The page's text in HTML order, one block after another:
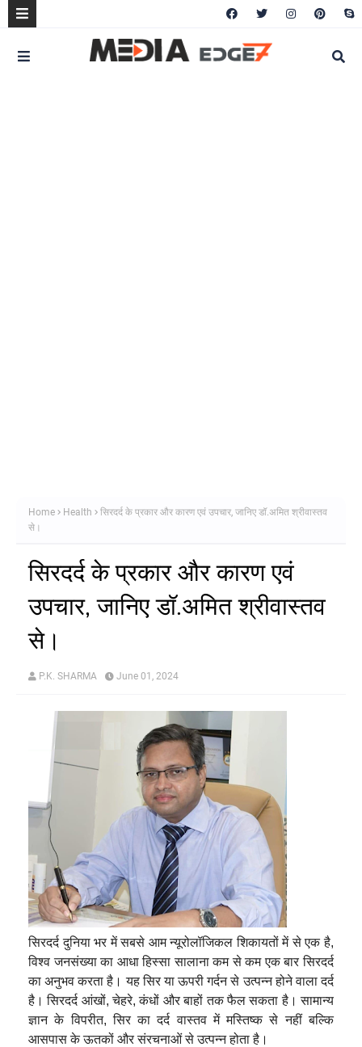
Home Health
सिरदर्द के प्रकार और कारण एवं उपचार, जानिए डॉ.अमित श्रीवास्तव
से।
सिरदर्द के प्रकार और कारण एवं
उपचार, जानिए डॉ.अमित श्रीवास्तव
से।
P.K. SHARMA June 01, 2024
सिरदर्द दुनिया भर में सबसे आम न्यूरोलॉजिकल शिकायतों में से एक है,
विश्व जनसंख्या का आधा हिस्सा सालाना कम से कम एक बार सिरदर्द
का अनुभव करता है। यह सिर या ऊपरी गर्दन से उत्पन्न होने वाला दर्द
है। सिरदर्द आंखों, चेहरे, कंधों और बाहों तक फैल सकता है। सामान्य
ज्ञान के विपरीत, सिर का दर्द वास्तव में मस्तिष्क से नहीं बल्कि
आसपास के ऊतकों और संरचनाओं से उत्पन्न होता है।